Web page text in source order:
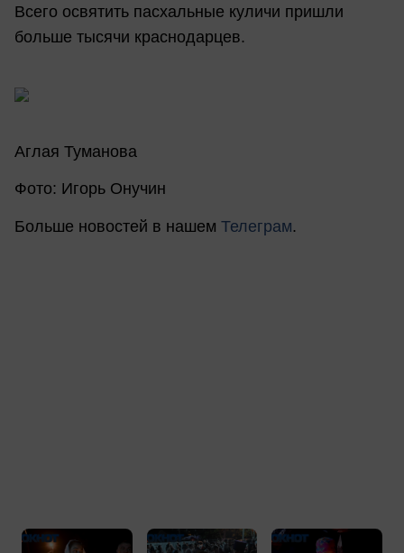
Всего освятить пасхальные куличи пришли
больше тысячи краснодарцев.
Аглая Туманова
Фото: Игорь Онучин
Больше новостей в нашем Телеграм.